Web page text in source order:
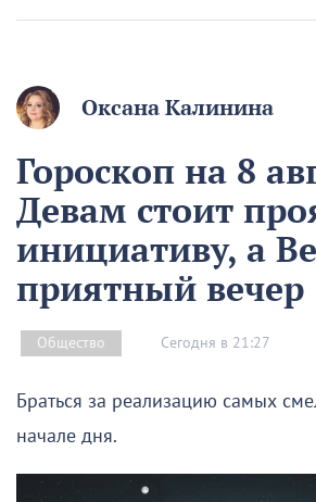
Оксана Калинина
Гороскоп на 8
Девам стоит
инициативу, а
приятный вечер
Общество Сегодня в 21:27
Браться за реализацию самых
начале дня.